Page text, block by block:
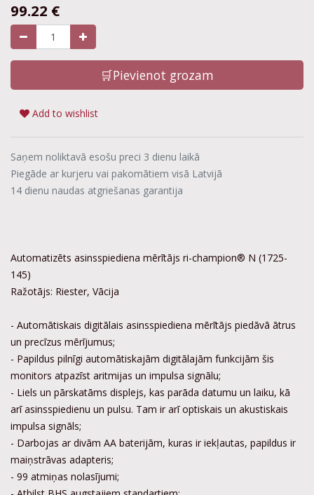
99.22 €
🛒Pievienot grozam
Add to wishlist
Saņem noliktavā esošu preci 3 dienu laikā
Piegāde ar kurjeru vai pakomātiem visā Latvijā
14 dienu naudas atgriešanas garantija
Automatizēts asinsspiediena mērītājs ri-champion® N (1725-
145)
Ražotājs: Riester, Vācija
- Automātiskais digitālais asinsspiediena mērītājs piedāvā ātrus
un precīzus mērījumus;
- Papildus pilnīgi automātiskajām digitālajām funkcijām šis
monitors atpazīst aritmijas un impulsa signālu;
- Liels un pārskatāms displejs, kas parāda datumu un laiku, kā
arī asinsspiedienu un pulsu. Tam ir arī optiskais un akustiskais
impulsa signāls;
- Darbojas ar divām AA baterijām, kuras ir iekļautas, papildus ir
maiņstrāvas adapteris;
- 99 atmiņas nolasījumi;